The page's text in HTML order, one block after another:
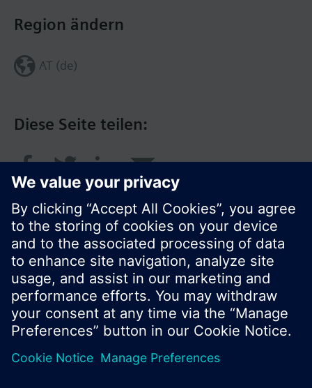
Diese Seite teilen:
Region ändern
AT (de)
© Siemens Schweiz AG 2016
Produktangebot und Preise können pro Land